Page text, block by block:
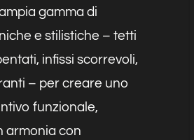
gamma di
e stilistiche – tetti
infissi scorrevoli,
– per creare uno
funzionale,
armonia con